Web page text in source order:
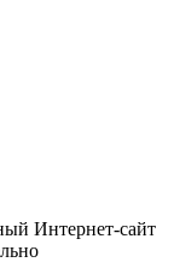
Интернет-сайт